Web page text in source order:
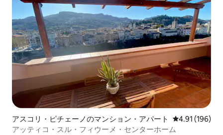
アスコリ・ピチェーノのマンション・アパート レビュー196
4.91 (196)
アッティコ・スル・フィウーメ・センターホーム